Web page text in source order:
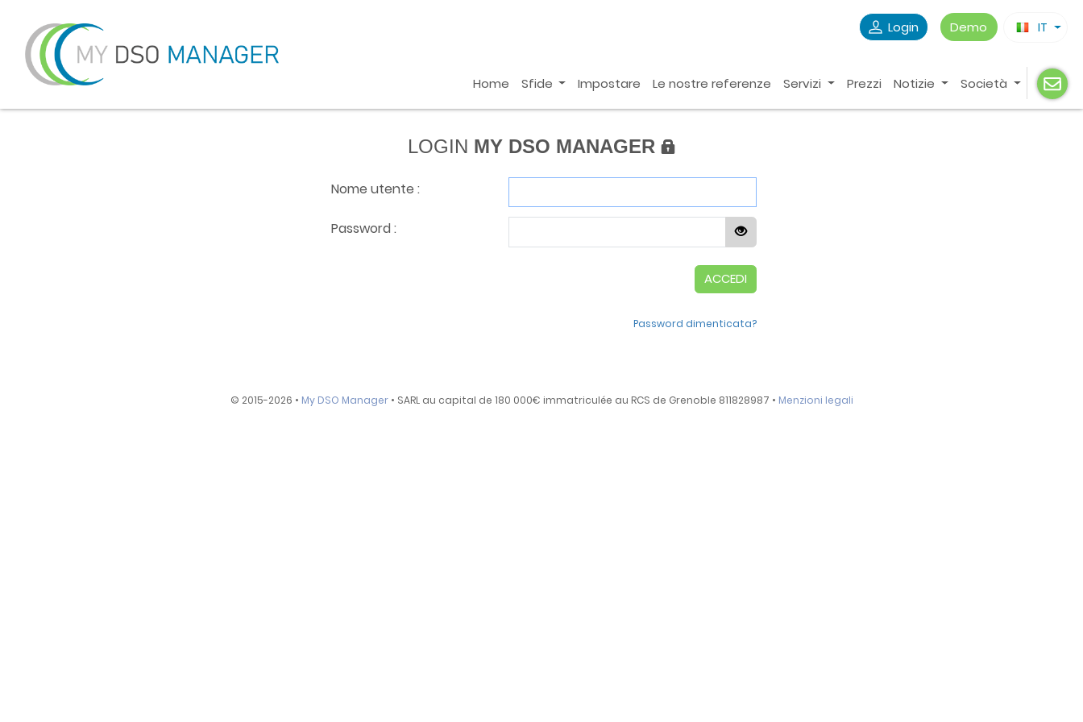
Login Demo IT
Home Sfide Impostare Le nostre referenze Servizi Prezzi Notizie Società
LOGIN MY DSO MANAGER
Nome utente :
Password :
ACCEDI
Password dimenticata?
© 2015-2026 • My DSO Manager• SARL au capital de 180 000€ immatriculée au RCS de Grenoble 811828987 • Menzioni legali